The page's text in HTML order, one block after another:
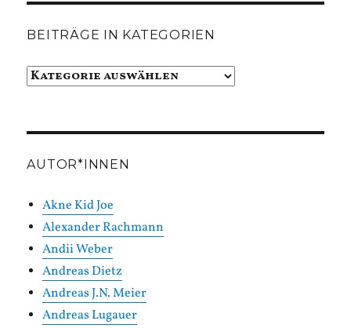
BEITRÄGE IN KATEGORIEN
Beiträge
AUTOR*INNEN
Akne Kid Joe
Alexander Rachmann
Andii Weber
Andreas Dietz
Andreas J.N. Meier
Andreas Lugauer